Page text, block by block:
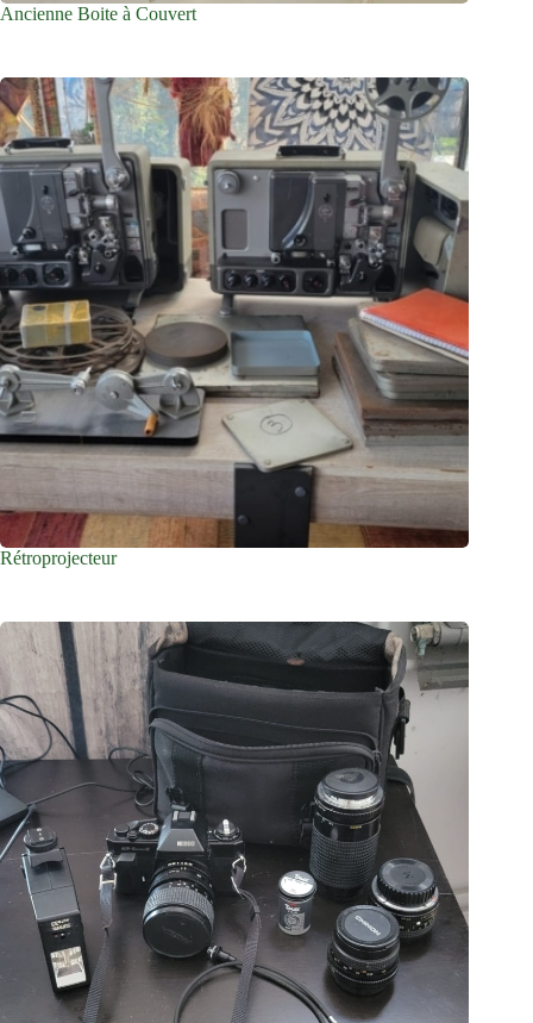
Ancienne Boite à Couvert
Rétroprojecteur